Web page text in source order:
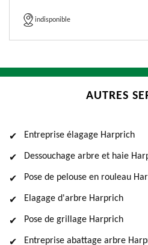
indisponible
AUTRES
Entreprise élagage Harprich
Dessouchage arbre et haie
Pose de pelouse en rouleau
Elagage d'arbre Harprich
Pose de grillage Harprich
Entreprise abattage arbre